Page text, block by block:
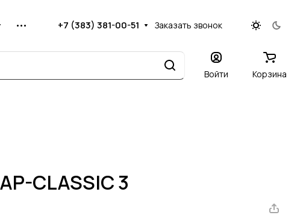
+7 (383) 381-00-51 Заказать звонок
Войти Корзина
CLASSIC 3